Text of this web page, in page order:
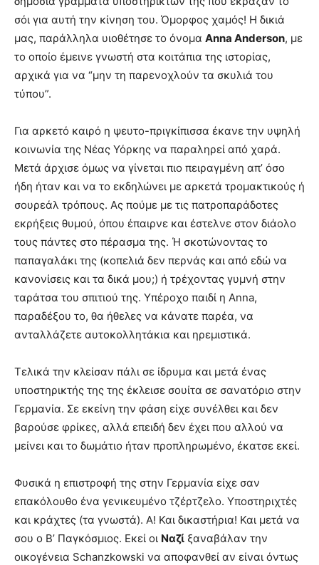
σόι για αυτή την κίνηση του. Όμορφος χαμός! Η δικιά
μας, παράλληλα υιοθέτησε το όνομα Anna Anderson, με
το οποίο έμεινε γνωστή στα κοιτάπια της ιστορίας,
αρχικά για να “μην τη παρενοχλούν τα σκυλιά του
τύπου”.
Για αρκετό καιρό η ψευτο-πριγκίπισσα έκανε την υψηλή
κοινωνία της Νέας Υόρκης να παραληρεί από χαρά.
Μετά άρχισε όμως να γίνεται πιο πειραγμένη απ’ όσο
ήδη ήταν και να το εκδηλώνει με αρκετά τρομακτικούς ή
σουρεάλ τρόπους. Ας πούμε με τις πατροπαράδοτες
εκρήξεις θυμού, όπου έπαιρνε και έστελνε στον διάολο
τους πάντες στο πέρασμα της. Ή σκοτώνοντας το
παπαγαλάκι της (κοπελιά δεν περνάς και από εδώ να
κανονίσεις και τα δικά μου;) ή τρέχοντας γυμνή στην
ταράτσα του σπιτιού της. Υπέροχο παιδί η Anna,
παραδέξου το, θα ήθελες να κάνατε παρέα, να
ανταλλάζετε αυτοκολλητάκια και ηρεμιστικά.
Τελικά την κλείσαν πάλι σε ίδρυμα και μετά ένας
υποστηρικτής της της έκλεισε σουίτα σε σανατόριο στην
Γερμανία. Σε εκείνη την φάση είχε συνέλθει και δεν
βαρούσε φρίκες, αλλά επειδή δεν έχει που αλλού να
μείνει και το δωμάτιο ήταν προπληρωμένο, έκατσε εκεί.
Φυσικά η επιστροφή της στην Γερμανία είχε σαν
επακόλουθο ένα γενικευμένο τζέρτζελο. Υποστηριχτές
και κράχτες (τα γνωστά). Α! Και δικαστήρια! Και μετά να
σου ο Β’ Παγκόσμιος. Εκεί οι Ναζί ξαναβάλαν την
οικογένεια Schanzkowski να αποφανθεί αν είναι όντως